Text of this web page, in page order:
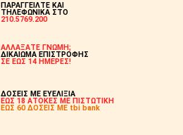
ΠΑΡΑΓΓΕΙΛΤΕ ΚΑΙ
ΤΗΛΕΦΩΝΙΚΑ ΣΤΟ
210.5769.200
ΑΛΛΑΞΑΤΕ ΓΝΩΜΗ;
ΔΙΚΑΙΩΜΑ ΕΠΙΣΤΡΟΦΗΣ
ΣΕ ΕΩΣ 14 ΗΜΕΡΕΣ!
ΔΟΣΕΙΣ ΜΕ ΕΥΕΛΙΞΙΑ
ΕΩΣ 18 ΑΤΟΚΕΣ ΜΕ ΠΙΣΤΩΤΙΚΗ
ΕΩΣ 60 ΔΟΣΕΙΣ ΜΕ tbi bank